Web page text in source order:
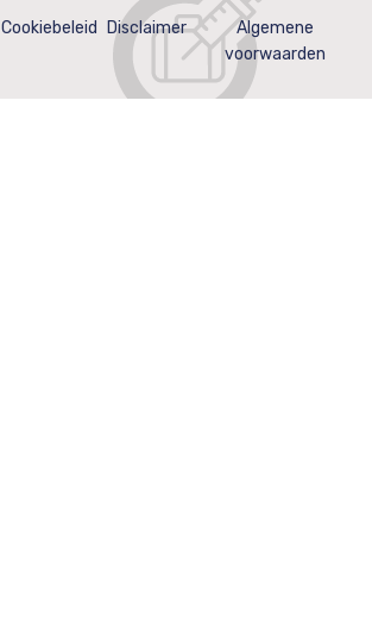
Cookiebeleid Disclaimer Algemene
voorwaarden